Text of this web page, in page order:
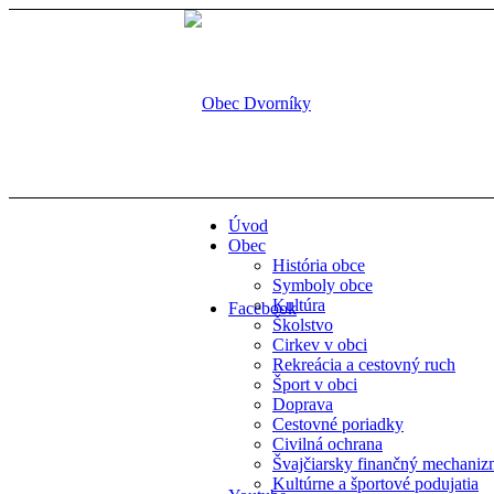
Facebook
Úvod
Obec
História obce
Symboly obce
Kultúra
Školstvo
Cirkev v obci
Rekreácia a cestovný ruch
Šport v obci
Doprava
Cestovné poriadky
Civilná ochrana
Švajčiarsky finančný
Kultúrne a športové podujatia